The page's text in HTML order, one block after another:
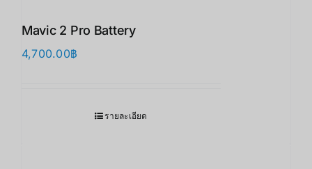
Mavic 2 Pro Battery
4,700.00฿
รายละเอียด